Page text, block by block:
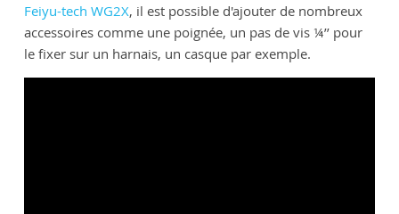
Feiyu-tech WG2X, il est possible d'ajouter de nombreux
accessoires comme une poignée, un pas de vis ¼’’ pour
le fixer sur un harnais, un casque par exemple.